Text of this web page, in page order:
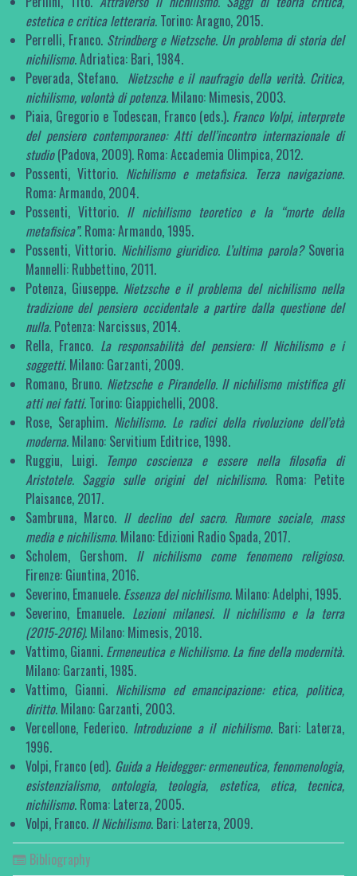
estetica e critica letteraria.Torino: Aragno, 2015.
Perrelli, Franco. Strindberg e Nietzsche. Un problema di storia del
nichilismo. Adriatica: Bari, 1984.
Peverada, Stefano. Nietzsche e il naufragio della verità. Critica,
nichilismo, volontà di potenza. Milano: Mimesis, 2003.
Piaia, Gregorio e Todescan, Franco (eds.). Franco Volpi, interprete
del pensiero contemporaneo: Atti dell’incontro internazionale di
studio(Padova, 2009). Roma: Accademia Olimpica, 2012.
Possenti, Vittorio. Nichilismo e metafisica. Terza navigazione.
Roma: Armando, 2004.
Possenti, Vittorio. Il nichilismo teoretico e la “morte della
metafisica”. Roma: Armando, 1995.
Possenti, Vittorio. Nichilismo giuridico. L’ultima parola? Soveria
Mannelli: Rubbettino, 2011.
Potenza, Giuseppe. Nietzsche e il problema del nichilismo nella
tradizione del pensiero occidentale a partire dalla questione del
nulla. Potenza: Narcissus, 2014.
Rella, Franco. La responsabilità del pensiero: Il Nichilismo e i
soggetti. Milano: Garzanti, 2009.
Romano, Bruno. Nietzsche e Pirandello. Il nichilismo mistifica gli
atti nei fatti.Torino: Giappichelli, 2008.
Rose, Seraphim. Nichilismo. Le radici della rivoluzione dell’età
moderna. Milano: Servitium Editrice, 1998.
Ruggiu, Luigi. Tempo coscienza e essere nella filosofia di
Aristotele. Saggio sulle origini del nichilismo.Roma: Petite
Plaisance, 2017.
Sambruna, Marco. Il declino del sacro. Rumore sociale, mass
media e nichilismo.Milano: Edizioni Radio Spada, 2017.
Scholem, Gershom. Il nichilismo come fenomeno religioso.
Firenze: Giuntina, 2016.
Severino, Emanuele. Essenza del nichilismo. Milano: Adelphi, 1995.
Severino, Emanuele. Lezioni milanesi. Il nichilismo e la terra
(2015-2016). Milano: Mimesis, 2018.
Vattimo, Gianni. Ermeneutica e Nichilismo. La fine della modernità.
Milano: Garzanti, 1985.
Vattimo, Gianni. Nichilismo ed emancipazione: etica, politica,
diritto. Milano: Garzanti, 2003.
Vercellone, Federico. Introduzione a il nichilismo. Bari: Laterza,
1996.
Volpi, Franco (ed). Guida a Heidegger: ermeneutica, fenomenologia,
esistenzialismo, ontologia, teologia, estetica, etica, tecnica,
nichilismo. Roma: Laterza, 2005.
Volpi, Franco. Il Nichilismo. Bari: Laterza, 2009.
Bibliography